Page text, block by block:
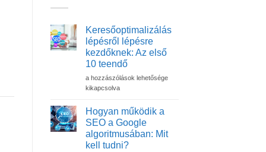
Keresőoptimalizálás
lépésről lépésre
kezdőknek: Az első
10 teendő
Keresőoptimalizálás
lépésről
kezdőknek:
Az
első
10
teendő
a hozzászólások lehetősége
kikapcsolva
Hogyan működik a
SEO a Google
algoritmusában: Mit
kell tudni?